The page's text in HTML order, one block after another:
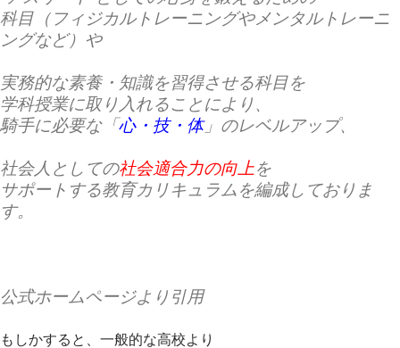
科目（フィジカルトレーニングやメンタルトレーニ
ングなど）や
実務的な素養・知識を習得させる科目を
学科授業に取り入れることにより、
騎手に必要な「心・技・体」のレベルアップ、
社会人としての社会適合力の向上を
サポートする教育カリキュラムを編成しておりま
す。
公式ホームページより引用
もしかすると、一般的な高校より